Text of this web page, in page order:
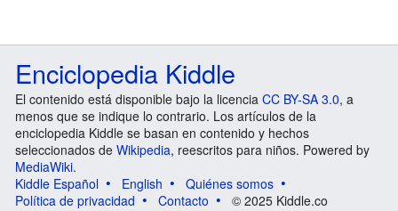
Enciclopedia Kiddle
El contenido está disponible bajo la licencia CC BY-SA 3.0, a
menos que se indique lo contrario. Los artículos de la
enciclopedia Kiddle se basan en contenido y hechos
seleccionados de Wikipedia, reescritos para niños. Powered by
MediaWiki.
Kiddle Español
English
Quiénes somos
Política de privacidad
Contacto © 2025 Kiddle.co